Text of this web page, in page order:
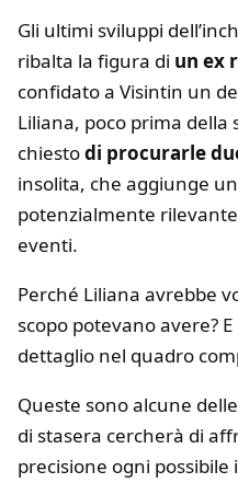
Gli ultimi sviluppi
ribalta la figura di un ex
confidato a Visintin un
Liliana, poco prima della
chiestodi procurarle
insolita, che aggiunge
potenzialmente
eventi.
Perché Liliana avrebbe
scopo potevano avere?
dettaglio nel quadro
Queste sono alcune
di stasera cercherà di
precisione ogni